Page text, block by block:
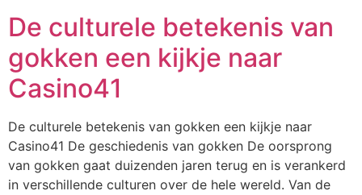
De culturele betekenis van
gokken een kijkje naar
Casino41
De culturele betekenis van gokken een kijkje naar
Casino41 De geschiedenis van gokken De oorsprong
van gokken gaat duizenden jaren terug en is verankerd
in verschillende culturen over de hele wereld. Van de